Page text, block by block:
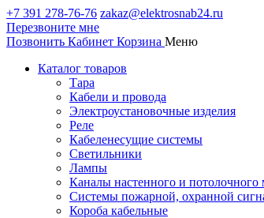
+7 391 278-76-76 zakaz@elektrosnab24.ru
Перезвоните мне
Позвонить Кабинет Корзина Меню
Каталог товаров
Тара
Кабели и провода
Электроустановочные изделия
Реле
Кабеленесущие системы
Светильники
Лампы
Каналы настенного и потолочного
Системы пожарной, охранной
Короба кабельные